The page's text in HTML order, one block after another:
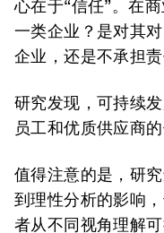
心在于“信任”。在
一类企业？是对其
企业，还是不承担
研究发现，可持续
员工和优质供应商
值得注意的是，研
到理性分析的影响
者从不同视角理解